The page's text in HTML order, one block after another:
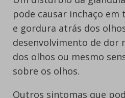
pode causar inchaço em
e gordura atrás dos
desenvolvimento de dor
dos olhos ou mesmo
sobre os olhos.
Outros sintomas que